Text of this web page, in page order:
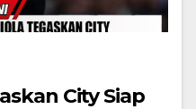
City Siap